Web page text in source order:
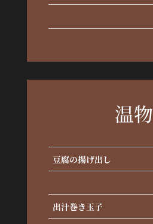
温物
豆腐の揚げ出し
出汁巻き玉子